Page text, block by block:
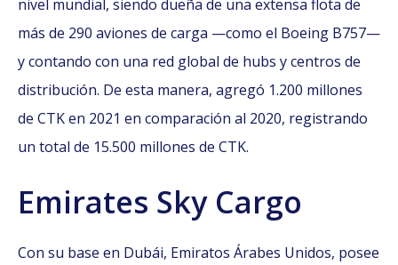
nivel mundial, siendo dueña de una extensa flota de
más de 290 aviones de carga —como el Boeing B757—
y contando con una red global de hubs y centros de
distribución. De esta manera, agregó 1.200 millones
de CTK en 2021 en comparación al 2020, registrando
un total de 15.500 millones de CTK.
Emirates Sky Cargo
Con su base en Dubái, Emiratos Árabes Unidos, posee